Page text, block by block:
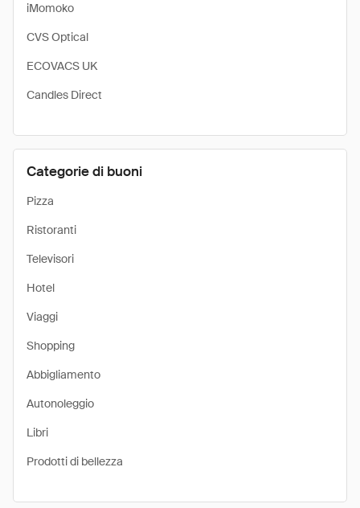
iMomoko
CVS Optical
ECOVACS UK
Candles Direct
Categorie di buoni
Pizza
Ristoranti
Televisori
Hotel
Viaggi
Shopping
Abbigliamento
Autonoleggio
Libri
Prodotti di bellezza